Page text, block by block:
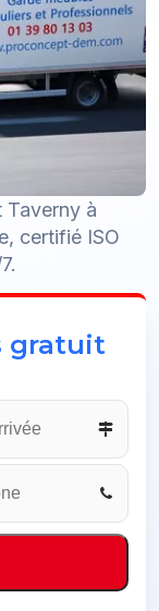
Taverny à
certifié ISO
gratuit